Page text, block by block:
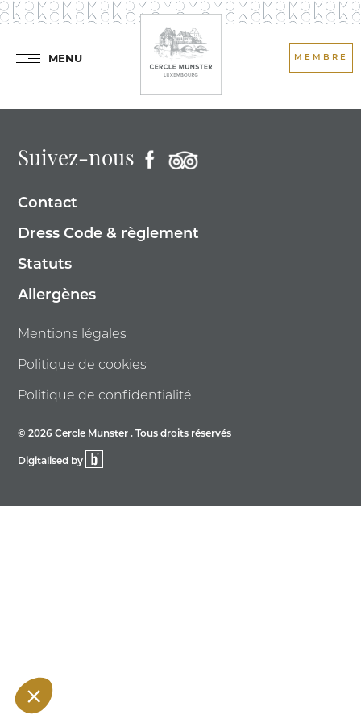
MENU MEMBRE
Suivez-nous
Contact
Dress Code & règlement
Statuts
Allergènes
Mentions légales
Politique de cookies
Politique de confidentialité
© 2026 Cercle Munster . Tous droits réservés
Digitalised by